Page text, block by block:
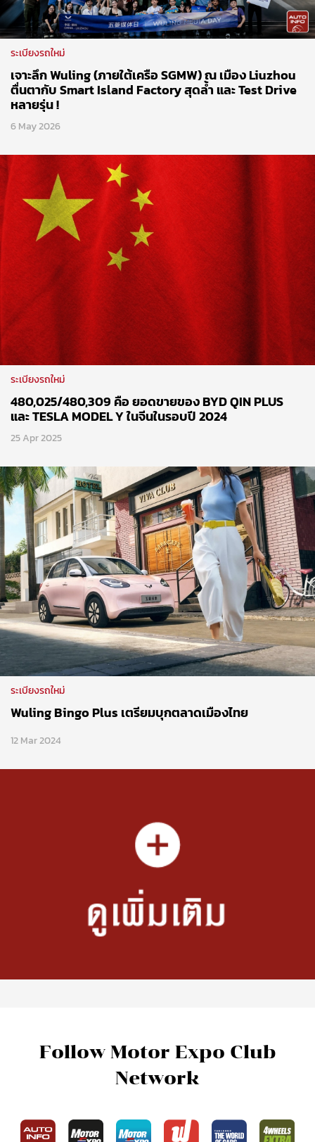
ระเบียงรถใหม่
เจาะลึก Wuling (ภายใต้เครือ SGMW) ณ เมือง Liuzhou
ตื่นตากับ Smart Island Factory สุดล้ำ และ Test Drive
หลายรุ่น !
6 May 2026
ระเบียงรถใหม่
480,025/480,309 คือ ยอดขายของ BYD QIN PLUS
และ TESLA MODEL Y ในจีนในรอบปี 2024
25 Apr 2025
ระเบียงรถใหม่
Wuling Bingo Plus เตรียมบุกตลาดเมืองไทย
12 Mar 2024
Follow Motor Expo Club
Network